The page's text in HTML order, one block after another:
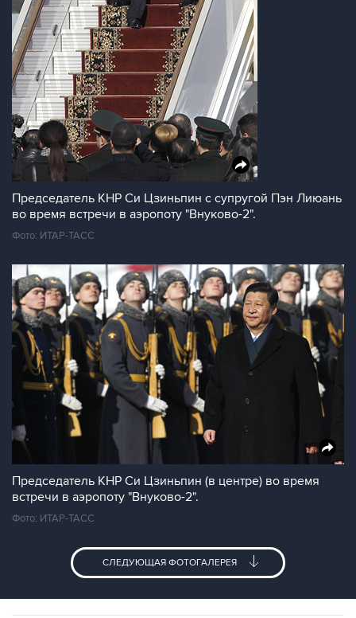
Председатель КНР Си Цзиньпин с супругой Пэн Лиюань
во время встречи в аэропоту "Внуково-2".
Фото: ИТАР-ТАСС
Председатель КНР Си Цзиньпин (в центре) во время
встречи в аэропоту "Внуково-2".
Фото: ИТАР-ТАСС
СЛЕДУЮЩАЯ ФОТОГАЛЕРЕЯ